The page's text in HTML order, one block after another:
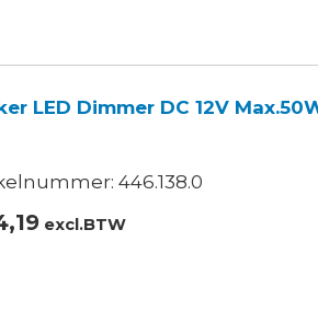
LED Dimmer DC 12V
446.138.0
excl.BTW